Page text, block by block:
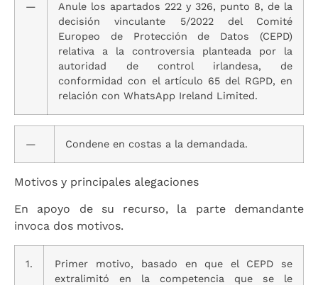
—
Anule los apartados 222 y 326, punto 8, de la
decisión vinculante 5/2022 del Comité
Europeo de Protección de Datos (CEPD)
relativa a la controversia planteada por la
autoridad de control irlandesa, de
conformidad con el artículo 65 del RGPD, en
relación con WhatsApp Ireland Limited.
— Condene en costas a la demandada.
Motivos y principales alegaciones
En apoyo de su recurso, la parte demandante
invoca dos motivos.
1.
Primer motivo, basado en que el CEPD se
extralimitó en la competencia que se le